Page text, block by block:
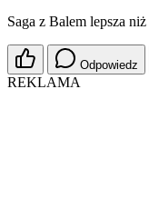
Saga z Balem lepsza
Odpowiedz
REKLAMA